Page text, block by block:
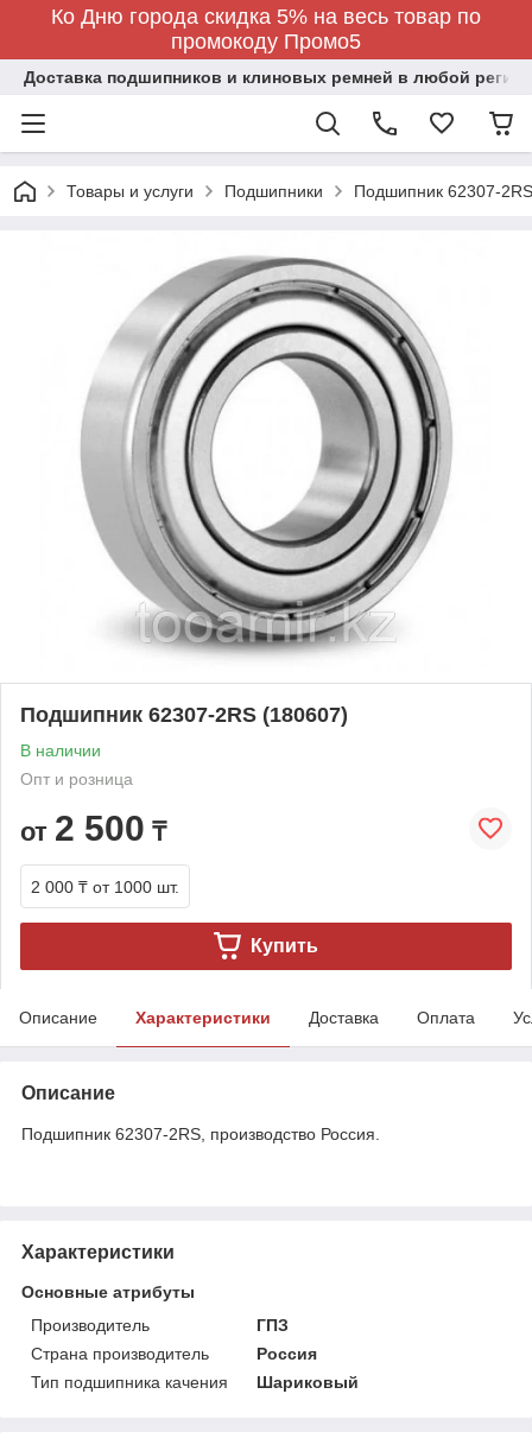
Ко Дню города скидка 5% на весь товар по
промокоду Промо5
Доставка подшипников и клиновых ремней в любой регион
Товары и услуги Подшипники Подшипник 62307-
Подшипник 62307-2RS (180607)
В наличии
Опт и розница
от 2 500 ₸
2 000 ₸ от 1000 шт.
Купить
Описание Характеристики Доставка Оплата
Описание
Подшипник 62307-2RS, производство Россия.
Характеристики
Основные атрибуты
Производитель
ГПЗ
Страна производитель
Россия
Тип подшипника качения
Шариковый